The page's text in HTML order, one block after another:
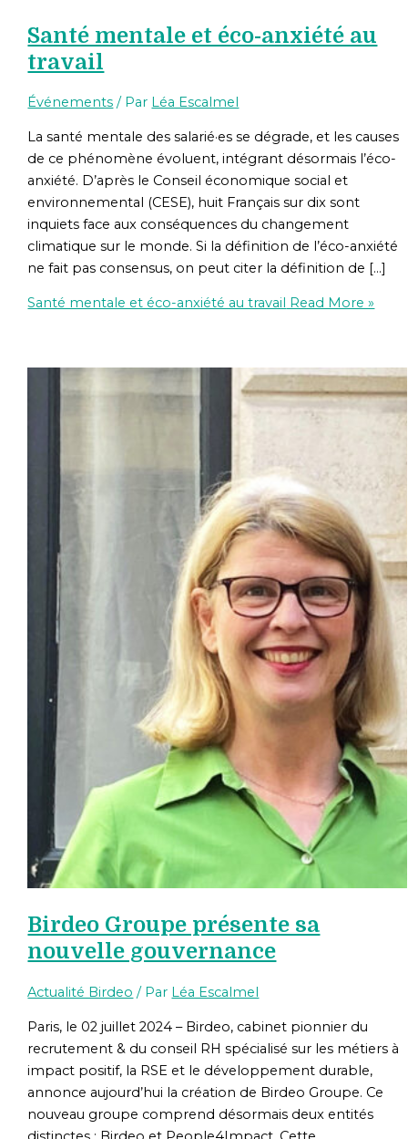
Santé mentale et éco-anxiété au
travail
Événements / Par Léa Escalmel
La santé mentale des salarié·es se dégrade, et les causes
de ce phénomène évoluent, intégrant désormais l’éco-
anxiété. D’après le Conseil économique social et
environnemental (CESE), huit Français sur dix sont
inquiets face aux conséquences du changement
climatique sur le monde. Si la définition de l’éco-anxiété
ne fait pas consensus, on peut citer la définition de […]
Santé mentale et éco-anxiété au travail Read More »
Birdeo Groupe présente sa
nouvelle gouvernance
Actualité Birdeo / Par Léa Escalmel
Paris, le 02 juillet 2024 – Birdeo, cabinet pionnier du
recrutement & du conseil RH spécialisé sur les métiers à
impact positif, la RSE et le développement durable,
annonce aujourd’hui la création de Birdeo Groupe. Ce
nouveau groupe comprend désormais deux entités